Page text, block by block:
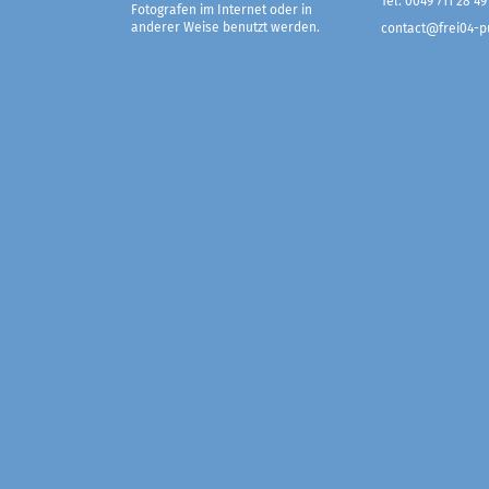
Fotografen im Internet oder in
anderer Weise benutzt werden.
contact@frei04-